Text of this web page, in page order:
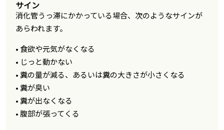
サイン
消化管うっ滞にかかっている場合、次のようなサインが
あらわれます。
• 食欲や元気がなくなる
• じっと動かない
• 糞の量が減る、あるいは糞の大きさが小さくなる
• 糞が臭い
• 糞が出なくなる
• 腹部が張ってくる